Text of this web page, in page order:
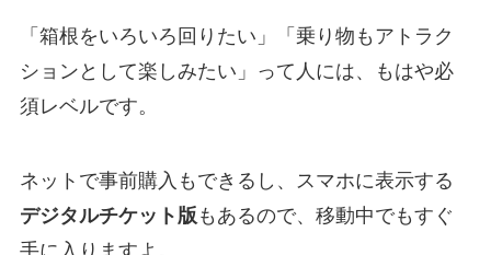
「箱根をいろいろ回りたい」「乗り物もアトラク
ションとして楽しみたい」って人には、もはや必
須レベルです。
ネットで事前購入もできるし、スマホに表示する
デジタルチケット版 もあるので、移動中でもすぐ